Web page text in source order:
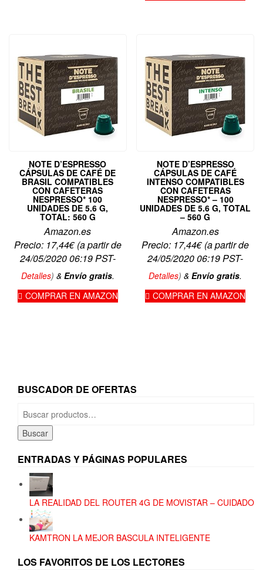
NOTE D’ESPRESSO
CÁPSULAS DE CAFÉ DE
BRASIL COMPATIBLES
CON CAFETERAS
NESPRESSO* 100
UNIDADES DE 5.6 G,
TOTAL: 560 G
Amazon.es
Precio: 17,44€(a partir de
24/05/2020 06:19 PST-
Detalles) & Envío gratis.
COMPRAR EN AMAZON
NOTE D’ESPRESSO
CÁPSULAS DE CAFÉ
INTENSO COMPATIBLES
CON CAFETERAS
NESPRESSO* – 100
UNIDADES DE 5.6 G, TOTAL
– 560 G
Amazon.es
Precio: 17,44€(a partir de
24/05/2020 06:19 PST-
Detalles)&Envío gratis.
COMPRAR EN AMAZON
BUSCADOR DE OFERTAS
Buscar
por:
Buscar
ENTRADAS Y PÁGINAS POPULARES
LA REALIDAD DEL ROUTER 4G DE MOVISTAR – CUIDADO
KAMTRON LA MEJOR BASCULA INTELIGENTE
LOS FAVORITOS DE LOS LECTORES